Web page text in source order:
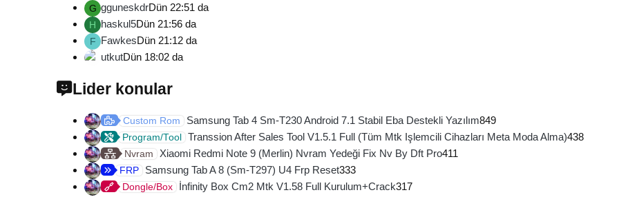
G gguneskdrDün 22:51 da
H haskul5Dün 21:56 da
F FawkesDün 21:12 da
utkutDün 18:02 da
Lider konular
Custom Rom Samsung Tab 4 Sm-T230 Android 7.1 Stabil Eba Destekli Yazılım849
Program/Tool Transsion After Sales Tool V1.5.1 Full (Tüm Mtk Işlemcili Cihazları Meta Moda Alma)438
Nvram Xiaomi Redmi Note 9 (Merlin) Nvram Yedeği Fix Nv By Dft Pro411
FRP Samsung Tab A 8 (Sm-T297) U4 Frp Reset333
Dongle/Box İnfinity Box Cm2 Mtk V1.58 Full Kurulum+Crack317